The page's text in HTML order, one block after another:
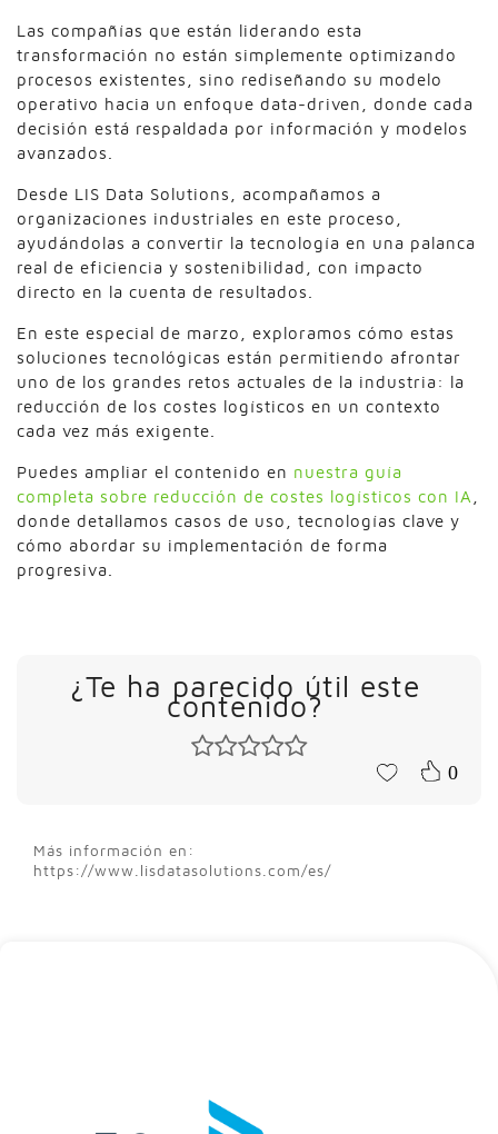
Las compañías que están liderando esta
transformación no están simplemente optimizando
procesos existentes, sino rediseñando su modelo
operativo hacia un enfoque data-driven, donde cada
decisión está respaldada por información y modelos
avanzados.
Desde LIS Data Solutions, acompañamos a
organizaciones industriales en este proceso,
ayudándolas a convertir la tecnología en una palanca
real de eficiencia y sostenibilidad, con impacto
directo en la cuenta de resultados.
En este especial de marzo, exploramos cómo estas
soluciones tecnológicas están permitiendo afrontar
uno de los grandes retos actuales de la industria: la
reducción de los costes logísticos en un contexto
cada vez más exigente.
Puedes ampliar el contenido en nuestra guía
completa sobre reducción de costes logísticos con IA
donde detallamos casos de uso, tecnologías clave y
cómo abordar su implementación de forma
progresiva.
¿Te ha parecido útil este
contenido?
0
Más información en:
https://www.lisdatasolutions.com/es/